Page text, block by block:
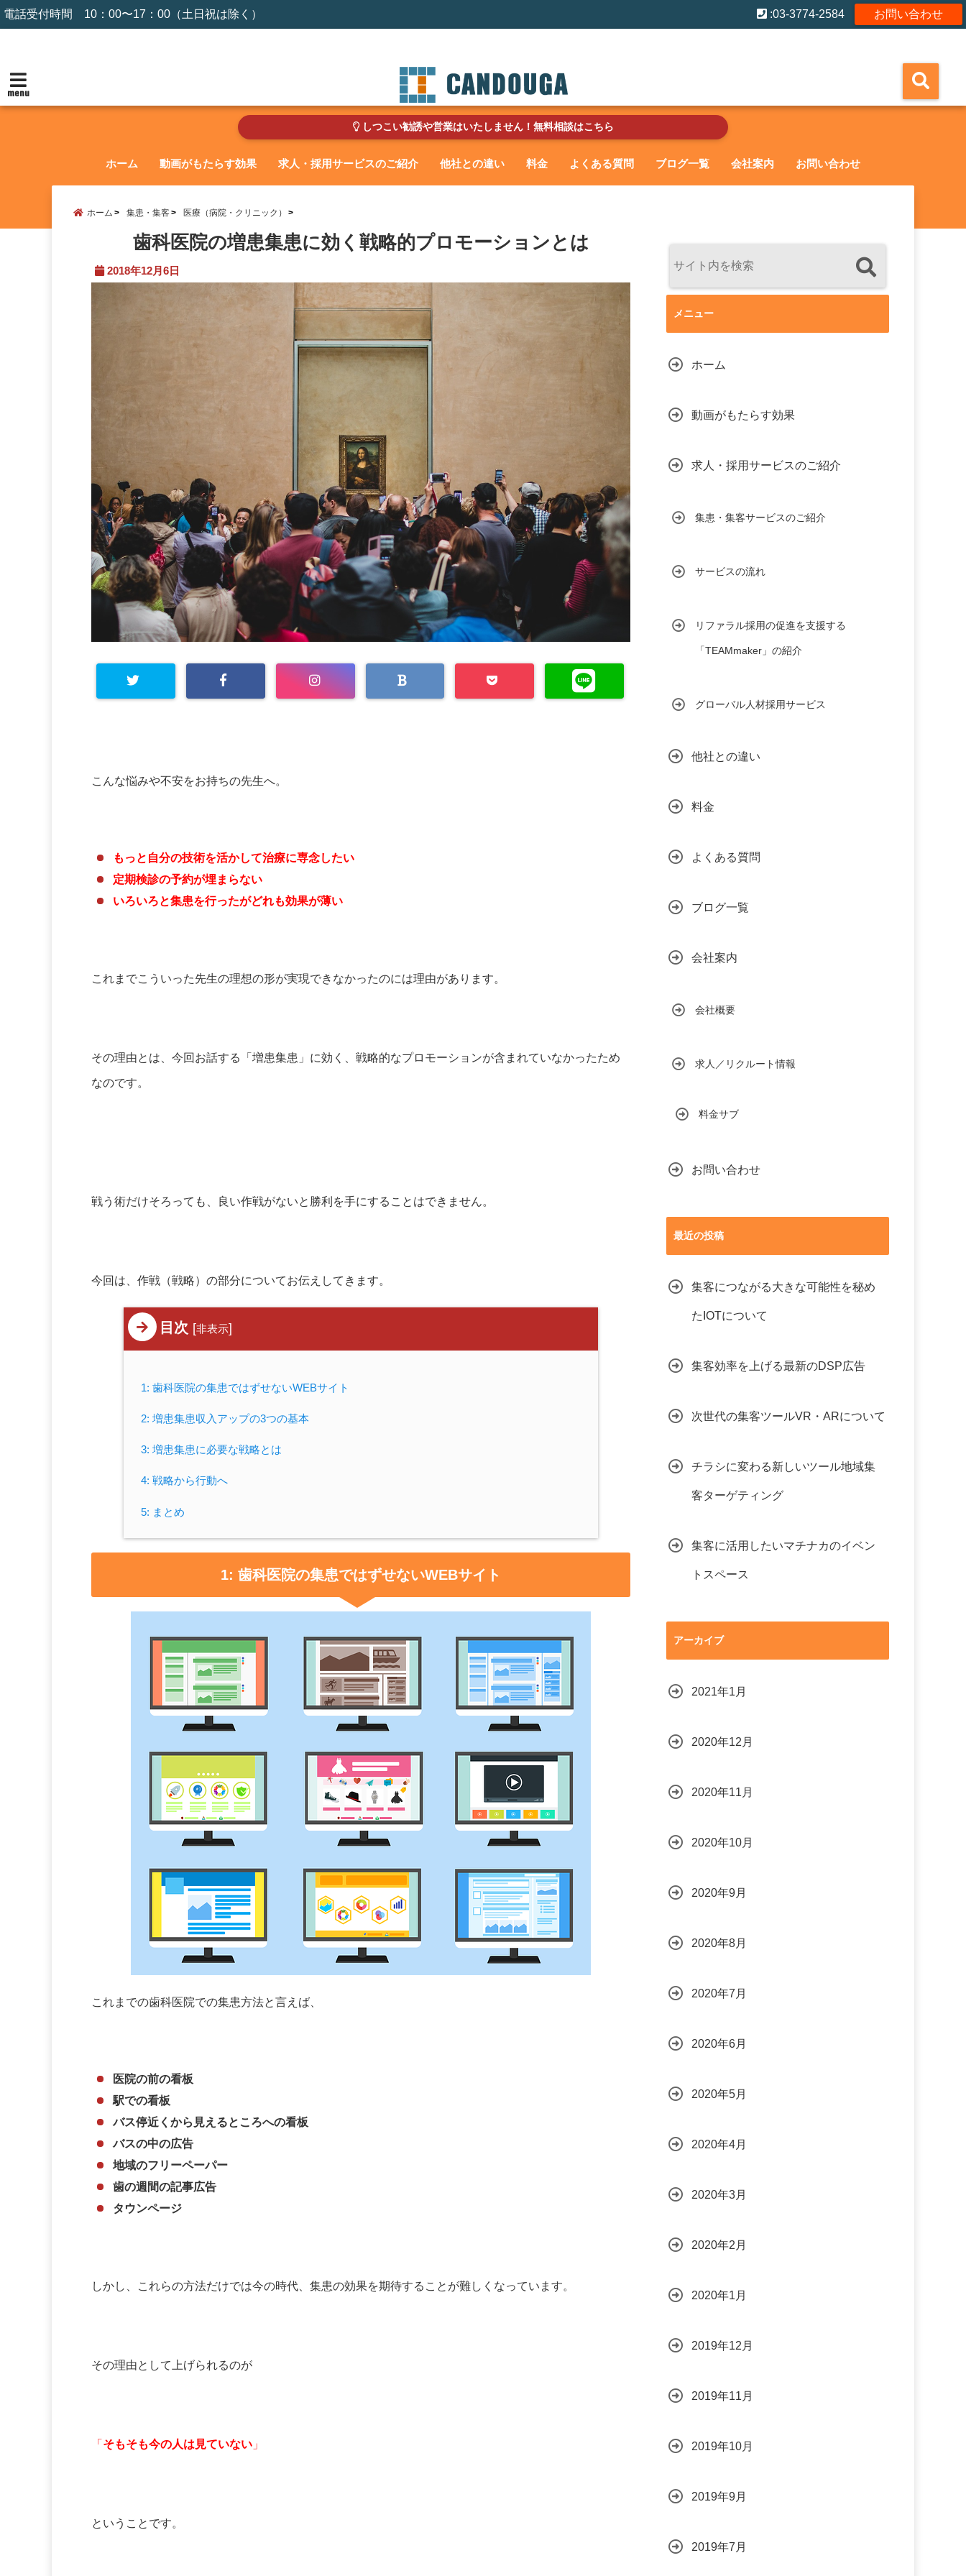
電話受付時間 10：00〜17：00（土日祝は除く） お問い合わせ
:03-3774-2584
menu
しつこい勧誘や営業はいたしません！無料相談はこちら
ホーム 動画がもたらす効果 求人・採用サービスのご紹介 他社との違い 料金 よくある質問 ブログ一覧 会社案内 お問い合わせ
ホーム 集患・集客 医療（病院・クリニック）
歯科医院の増患集患に効く戦略的プロモーションとは
2018年12月6日
こんな悩みや不安をお持ちの先生へ。
もっと自分の技術を活かして治療に専念したい
定期検診の予約が埋まらない
いろいろと集患を行ったがどれも効果が薄い
これまでこういった先生の理想の形が実現できなかったのには理由があります。
その理由とは、今回お話する「増患集患」に効く、戦略的なプロモーションが含まれていなかったため
なのです。
戦う術だけそろっても、良い作戦がないと勝利を手にすることはできません。
今回は、作戦（戦略）の部分についてお伝えしてきます。
目次 [非表示]
1: 歯科医院の集患ではずせないWEBサイト
2: 増患集患収入アップの3つの基本
3: 増患集患に必要な戦略とは
4: 戦略から行動へ
5: まとめ
1: 歯科医院の集患ではずせないWEBサイト
これまでの歯科医院での集患方法と言えば、
医院の前の看板
駅での看板
バス停近くから見えるところへの看板
バスの中の広告
地域のフリーペーパー
歯の週間の記事広告
タウンページ
しかし、これらの方法だけでは今の時代、集患の効果を期待することが難しくなっています。
その理由として上げられるのが
「 そもそも今の人は見ていない 」
ということです。
メニュー
ホーム
動画がもたらす効果
求人・採用サービスのご紹介
集患・集客サービスのご紹介
サービスの流れ
リファラル採用の促進を支援する
「TEAMmaker」の紹介
グローバル人材採用サービス
他社との違い
料金
よくある質問
ブログ一覧
会社案内
会社概要
求人／リクルート情報
料金サブ
お問い合わせ
最近の投稿
集客につながる大きな可能性を秘め
たIOTについて
集客効率を上げる最新のDSP広告
次世代の集客ツールVR・ARについて
チラシに変わる新しいツール地域集
客ターゲティング
集客に活用したいマチナカのイベン
トスペース
アーカイブ
2021年1月
2020年12月
2020年11月
2020年10月
2020年9月
2020年8月
2020年7月
2020年6月
2020年5月
2020年4月
2020年3月
2020年2月
2020年1月
2019年12月
2019年11月
2019年10月
2019年9月
2019年7月